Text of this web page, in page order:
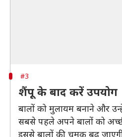
#3
शैंपू के बाद करें उपयोग
बालों को मुलायम बनाने और
सबसे पहले अपने बालों को
इससे बालों की चमक बढ़